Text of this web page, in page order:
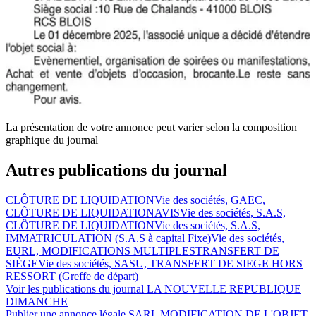
La présentation de votre annonce peut varier selon la composition
graphique du journal
Autres publications du journal
CLÔTURE DE LIQUIDATIONVie des sociétés, GAEC,
CLÔTURE DE LIQUIDATIONAVISVie des sociétés, S.A.S,
CLÔTURE DE LIQUIDATIONVie des sociétés, S.A.S,
IMMATRICULATION (S.A.S à capital Fixe)Vie des sociétés,
EURL, MODIFICATIONS MULTIPLESTRANSFERT DE
SIÈGEVie des sociétés, SASU, TRANSFERT DE SIEGE HORS
RESSORT (Greffe de départ)
Voir les publications du journal LA NOUVELLE REPUBLIQUE
DIMANCHE